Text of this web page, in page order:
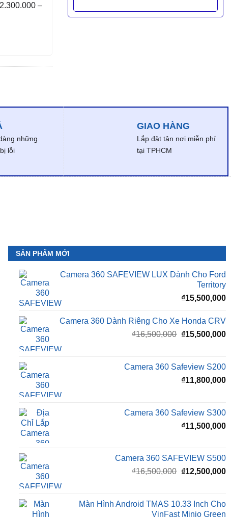
–
những
lỗi
GIAO HÀNG
Lắp đặt tận nơi miễn phí
tại TPHCM
SẢN PHẨM MỚI
Camera 360 SAFEVIEW LUX Dành Cho Ford
Territory
₫15,500,000
Camera 360 Dành Riêng Cho Xe Honda CRV
₫16,500,000 Giá
₫16,500,000.
₫15,500,000
Camera 360 Safeview S200
₫11,800,000
Camera 360 Safeview S300
₫11,500,000
Camera 360 SAFEVIEW S500
₫16,500,000 Giá
₫16,500,000.
₫12,500,000
Màn Hình Android TMAS 10.33 Inch Cho
VinFast Minio Green